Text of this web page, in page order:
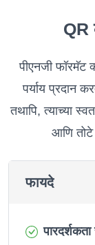
QR
पीएनजी फॉरमॅट
पर्याय प्रदान
तथापि, त्याच्या
आणि तोटे
फायदे